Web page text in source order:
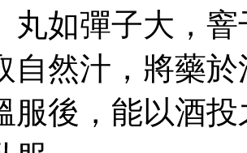
丸如彈子大，
自然汁，將藥
服後，能以酒